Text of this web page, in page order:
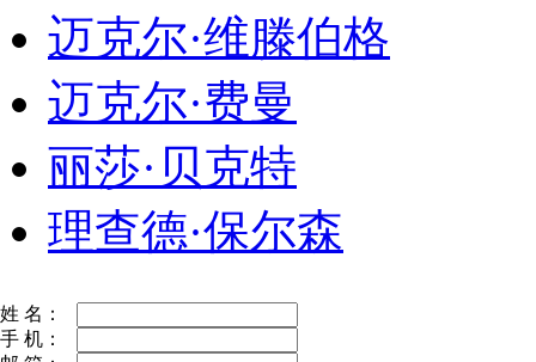
迈克尔·维滕伯格
迈克尔·费曼
丽莎·贝克特
理查德·保尔森
姓 名：
手 机：